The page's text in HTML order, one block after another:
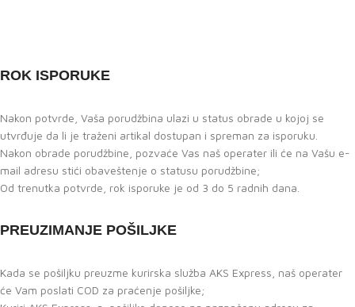
ROK ISPORUKE
Nakon potvrde, Vaša porudžbina ulazi u status obrade u kojoj se
utvrđuje da li je traženi artikal dostupan i spreman za isporuku.
Nakon obrade porudžbine, pozvaće Vas naš operater ili će na Vašu e-
mail adresu stići obaveštenje o statusu porudžbine;
Od trenutka potvrde, rok isporuke je od 3 do 5 radnih dana.
PREUZIMANJE POŠILJKE
Kada se pošiljku preuzme kurirska služba AKS Express, naš operater
će Vam poslati COD za praćenje pošiljke;